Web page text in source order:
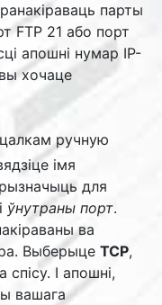
парты
FTP 21 або порт
апошні нумар IP-
хочаце
ручную
імя
для
і ўнутраны порт.
ва
Выберыце TCP,
І апошні,
вашага